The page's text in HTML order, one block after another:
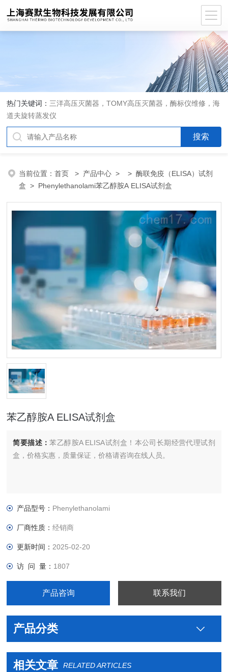
热门关键词： 三洋高压灭菌器，TOMY高压灭菌器，酶标仪维修，海
道夫旋转蒸发仪
当前位置：首页 > 产品中心 > >酶联免疫（ELISA）试剂
盒 > Phenylethanolami苯乙醇胺A ELISA试剂盒
苯乙醇胺A ELISA试剂盒
简要描述：苯乙醇胺A ELISA试剂盒！本公司长期经营代理试剂
盒，价格实惠，质量保证，价格请咨询在线人员。
产品型号： Phenylethanolami
厂商性质：经销商
更新时间： 2025-02-20
访 问 量： 1807
产品咨询 联系我们
产品分类
相关文章 RELATED ARTICLES